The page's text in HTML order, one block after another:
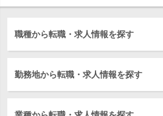
職種から転職・求人情報を探す
勤務地から転職・求人情報を探す